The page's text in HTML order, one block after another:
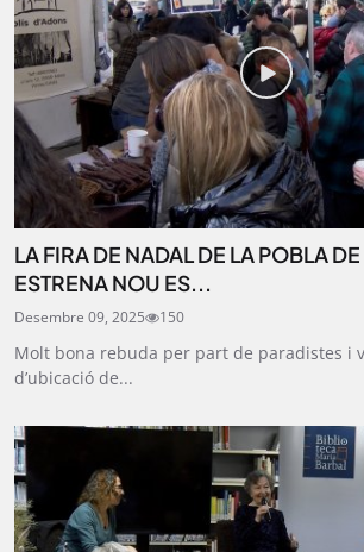
LA FIRA DE NADAL DE LA POBLA
ESTRENA NOU ES...
Desembre 09, 2025 150
Molt bona rebuda per part de paradistes i
d’ubicació de...